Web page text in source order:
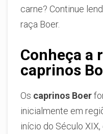
carne? Continue
raça Boer.
Conheça a
caprinos
Os caprinos Boer
inicialmente em
início do Século